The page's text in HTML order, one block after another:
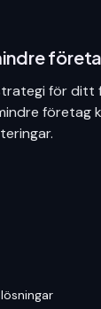
för ditt
företag